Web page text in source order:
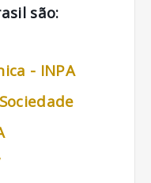
são:
- INPA